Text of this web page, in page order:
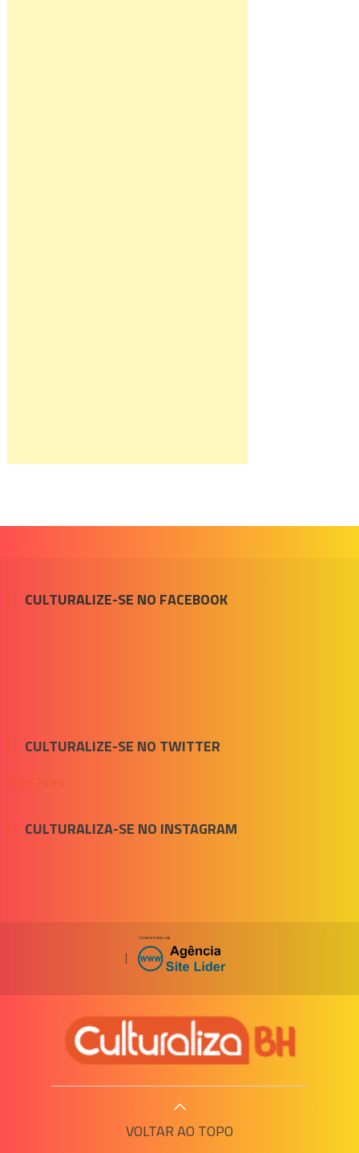
CULTURALIZE-SE NO FACEBOOK
CULTURALIZE-SE NO TWITTER
Meus Tuítes
CULTURALIZA-SE NO INSTAGRAM
|
VOLTAR AO TOPO